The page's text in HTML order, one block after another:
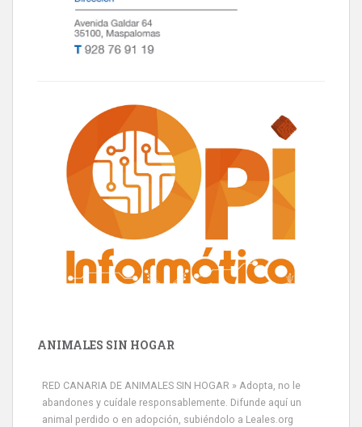
ANIMALES SIN HOGAR
RED CANARIA DE ANIMALES SIN HOGAR » Adopta, no le
abandones y cuídale responsablemente. Difunde aquí un
animal perdido o en adopción, subiéndolo a Leales.org
o en todas las redes sociales c...
Leales.org » Gran Canaria
9.7.2025